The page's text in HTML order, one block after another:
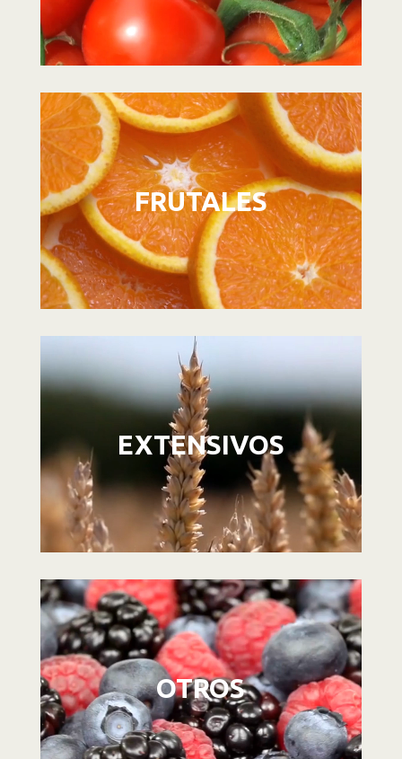
Reproductor
de
vídeo
FRUTALES
de
vídeo
EXTENSIVOS
Reproductor
de
vídeo
OTROS